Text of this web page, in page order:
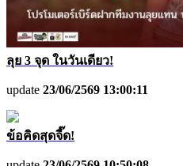
ลุย 3 จุด ในวันเดียว!
update 23/06/2569 13:00:11
ข้อคิดสุดจี๊ด!